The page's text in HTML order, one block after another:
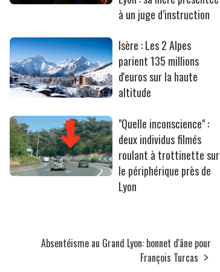
à un juge d’instruction
Isère : Les 2 Alpes
parient 135 millions
d'euros sur la haute
altitude
"Quelle inconscience" :
deux individus filmés
roulant à trottinette sur
le périphérique près de
Lyon
Absentéisme au Grand Lyon: bonnet d'âne pour
François Turcas